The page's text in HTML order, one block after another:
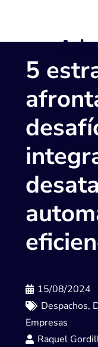
5
15/08/2024
Despachos,
Empresas
Raquel